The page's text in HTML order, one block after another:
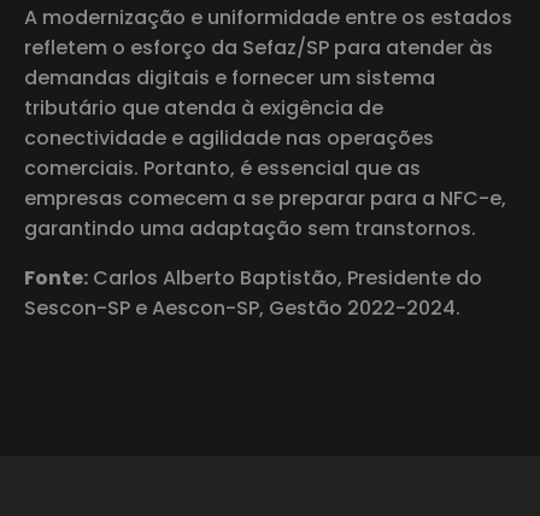
A modernização e uniformidade entre os estados
refletem o esforço da Sefaz/SP para atender às
demandas digitais e fornecer um sistema
tributário que atenda à exigência de
conectividade e agilidade nas operações
comerciais. Portanto, é essencial que as
empresas comecem a se preparar para a NFC-e,
garantindo uma adaptação sem transtornos.
Fonte: Carlos Alberto Baptistão, Presidente do
Sescon-SP e Aescon-SP, Gestão 2022-2024.